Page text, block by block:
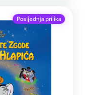
Posljednja prilika